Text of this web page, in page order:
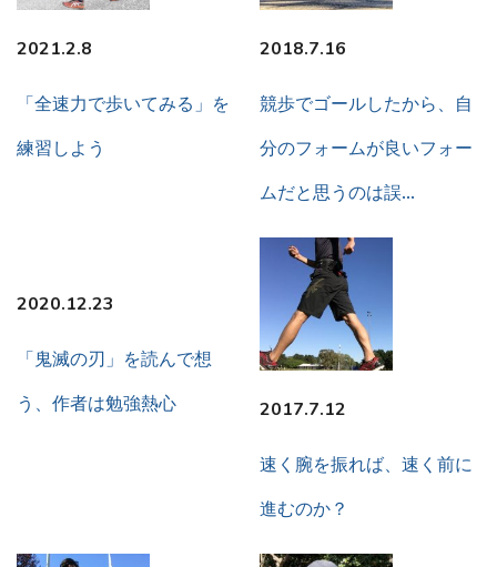
2021.2.8
「全速力で歩いてみる」を
練習しよう
2018.7.16
競歩でゴールしたから、自
分のフォームが良いフォー
ムだと思うのは誤…
2020.12.23
「鬼滅の刃」を読んで想
う、作者は勉強熱心
2017.7.12
速く腕を振れば、速く前に
進むのか？